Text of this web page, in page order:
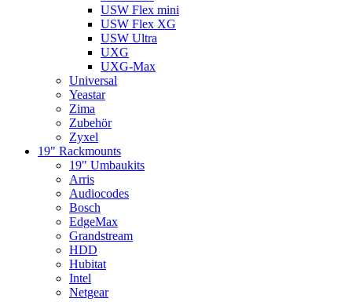
USW Flex mini
USW Flex XG
USW Ultra
UXG
UXG-Max
Universal
Yeastar
Zima
Zubehör
Zyxel
19" Rackmounts
19" Umbaukits
Arris
Audiocodes
Bosch
EdgeMax
Grandstream
HDD
Hubitat
Intel
Netgear